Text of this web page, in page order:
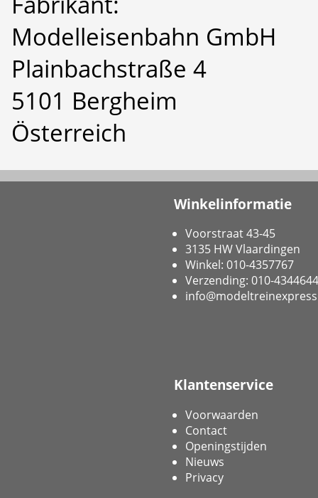
Modelleisenbahn GmbH
Plainbachstraße 4
5101 Bergheim
Österreich
Winkelinformatie
Voorstraat 43-45
3135 HW Vlaardingen
Winkel: 010-4357767
Verzending: 010-4344644
Klantenservice
Voorwaarden
Contact
Openingstijden
Nieuws
Privacy